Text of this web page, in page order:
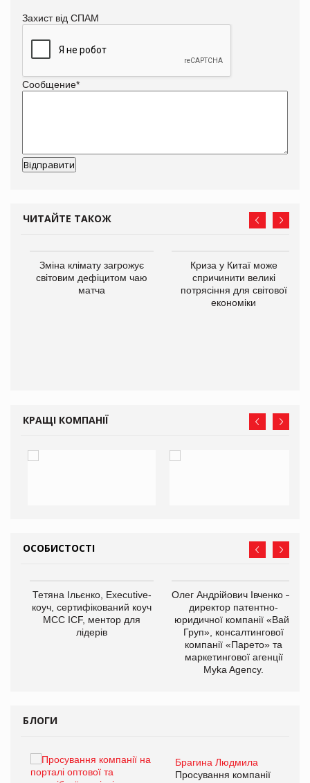
Захист від СПАМ
Сообщение*
ЧИТАЙТЕ ТАКОЖ
Зміна клімату загрожує
світовим дефіцитом чаю
матча
Криза у Китаї може
спричинити великі
потрясіння для світової
економіки
КРАЩІ КОМПАНІЇ
ОСОБИСТОСТІ
Тетяна Ільєнко, Executive-
коуч, сертифікований коуч
МСС ICF, ментор для
лідерів
Олег Андрійович Івченко —
директор патентно-
юридичної компанії «Вайз
Груп», консалтингової
компанії «Парето» та
маркетингової агенції
Myka Agency.
БЛОГИ
Брагина Людмила
Просування компанії